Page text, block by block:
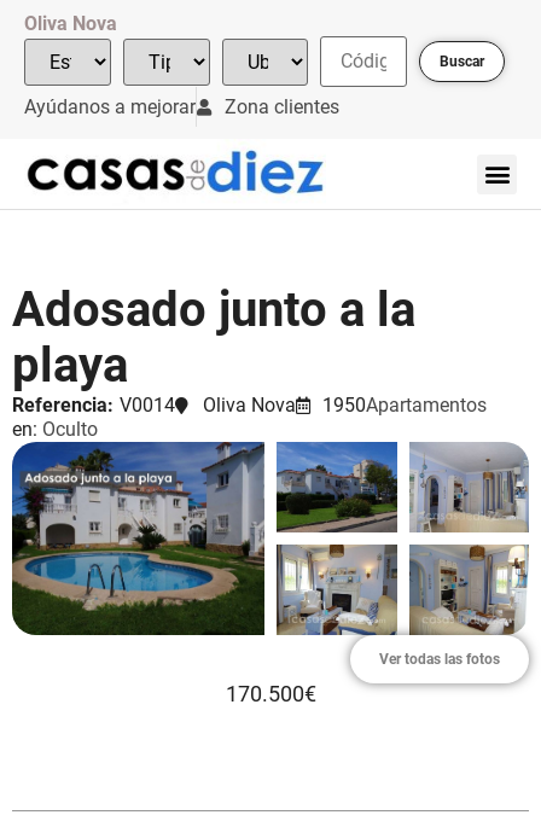
Oliva Nova
Buscar
Ayúdanos a mejorar Zona clientes
Adosado junto a la
playa
Referencia: V0014 Oliva Nova 1950Apartamentos
en: Oculto
Ver todas las fotos
170.500€